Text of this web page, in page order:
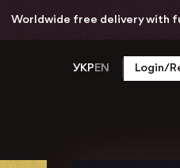
Worldwide free delivery with
УКРEN Login/